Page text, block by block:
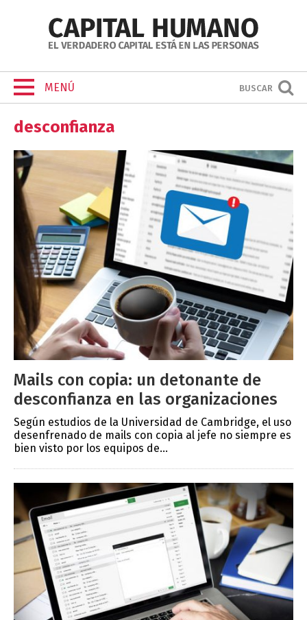
MENÚ BUSCAR
desconfianza
Mails con copia: un detonante de
desconfianza en las organizaciones
Según estudios de la Universidad de Cambridge, el uso
desenfrenado de mails con copia al jefe no siempre es
bien visto por los equipos de...